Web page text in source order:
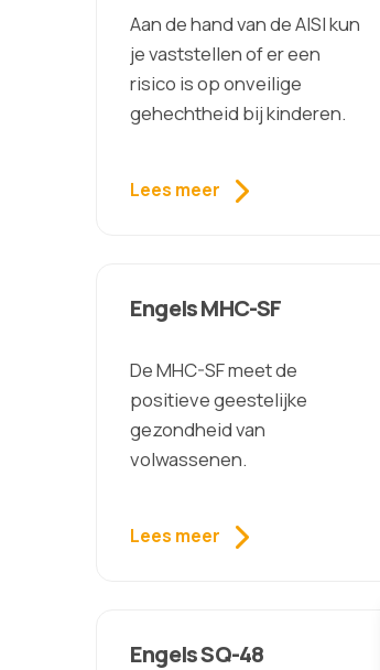
Aan de hand van de AISI kun
je vaststellen of er een
risico is op onveilige
gehechtheid bij kinderen.
Lees meer
Engels MHC-SF
De MHC-SF meet de
positieve geestelijke
gezondheid van
volwassenen.
Lees meer
Engels SQ-48